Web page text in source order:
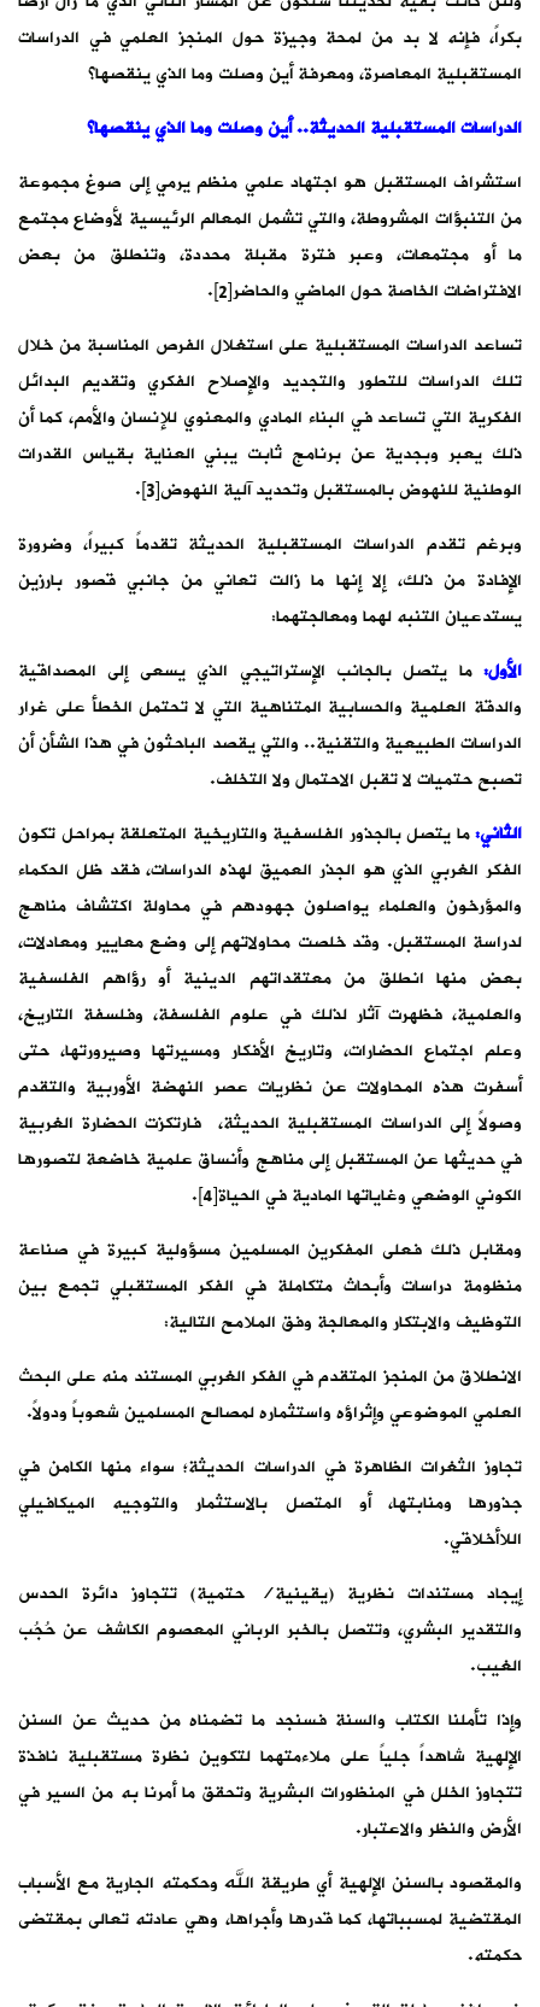
بكراً، فإنه لا بد من لمحة وجيزة حول المنجز العلمي في الدراسات
المستقبلية المعاصرة، ومعرفة أين وصلت وما الذي ينقصها؟
الدراسات المستقبلية الحديثة.. أين وصلت وما الذي ينقصها؟
استشراف المستقبل هو اجتهاد علمي منظم يرمي إلى صوغ مجموعة
من التنبؤات المشروطة، والتي تشمل المعالم الرئيسية لأوضاع مجتمع
ما أو مجتمعات، وعبر فترة مقبلة محددة، وتنطلق من بعض
الافتراضات الخاصة حول الماضي والحاضر[2].
تساعد الدراسات المستقبلية على استغلال الفرص المناسبة من خلال
تلك الدراسات للتطور والتجديد والإصلاح الفكري وتقديم البدائل
الفكرية التي تساعد في البناء المادي والمعنوي للإنسان والأمم، كما أن
ذلك يعبر وبجدية عن برنامج ثابت يبني العناية بقياس القدرات
الوطنية للنهوض بالمستقبل وتحديد آلية النهوض[3].
وبرغم تقدم الدراسات المستقبلية الحديثة تقدماً كبيراً، وضرورة
الإفادة من ذلك، إلا إنها ما زالت تعاني من جانبي قصور بارزين
يستدعيان التنبه لهما ومعالجتهما:
الأول: ما يتصل بالجانب الإستراتيجي الذي يسعى إلى المصداقية
والدقة العلمية والحسابية المتناهية التي لا تحتمل الخطأ على غرار
الدراسات الطبيعية والتقنية.. والتي يقصد الباحثون في هذا الشأن أن
تصبح حتميات لا تقبل الاحتمال ولا التخلف.
الثاني:ما يتصل بالجذور الفلسفية والتاريخية المتعلقة بمراحل تكون
الفكر الغربي الذي هو الجذر العميق لهذه الدراسات، فقد ظل الحكماء
والمؤرخون والعلماء يواصلون جهودهم في محاولة اكتشاف مناهج
لدراسة المستقبل. وقد خلصت محاولاتهم إلى وضع معايير ومعادلات،
بعض منها انطلق من معتقداتهم الدينية أو رؤاهم الفلسفية
والعلمية، فظهرت آثار لذلك في علوم الفلسفة، وفلسفة التاريخ،
وعلم اجتماع الحضارات، وتاريخ الأفكار ومسيرتها وصيرورتها، حتى
أسفرت هذه المحاولات عن نظريات عصر النهضة الأوربية والتقدم
وصولاً إلى الدراسات المستقبلية الحديثة، فارتكزت الحضارة الغربية
في حديثها عن المستقبل إلى مناهج وأنساق علمية خاضعة لتصورها
الكوني الوضعي وغاياتها المادية في الحياة[4].
ومقابل ذلك فعلى المفكرين المسلمين مسؤولية كبيرة في صناعة
منظومة دراسات وأبحاث متكاملة في الفكر المستقبلي تجمع بين
التوظيف والابتكار والمعالجة وفق الملامح التالية:
الانطلاق من المنجز المتقدم في الفكر الغربي المستند منه على البحث
العلمي الموضوعي وإثراؤه واستثماره لمصالح المسلمين شعوباً ودولاً.
تجاوز الثغرات الظاهرة في الدراسات الحديثة؛ سواء منها الكامن في
جذورها ومنابتها، أو المتصل بالاستثمار والتوجيه الميكافيلي
اللاأخلاقي.
إيجاد مستندات نظرية (يقينية/ حتمية) تتجاوز دائرة الحدس
والتقدير البشري، وتتصل بالخبر الرباني المعصوم الكاشف عن حُجُب
الغيب.
وإذا تأملنا الكتاب والسنة فسنجد ما تضمناه من حديث عن السنن
الإلهية شاهداً جلياً على ملاءمتهما لتكوين نظرة مستقبلية نافذة
تتجاوز الخلل في المنظورات البشرية وتحقق ما أمرنا به من السير في
الأرض والنظر والاعتبار.
والمقصود بالسنن الإلهية أي طريقة الله وحكمته الجارية مع الأسباب
المقتضية لمسبباتها، كما قدرها وأجراها، وهي عادته تعالى بمقتضى
حكمته.